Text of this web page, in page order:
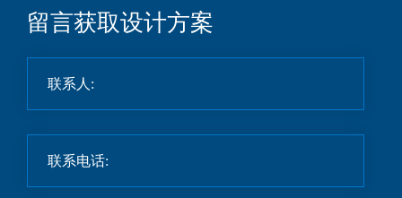
留言获取设计方案